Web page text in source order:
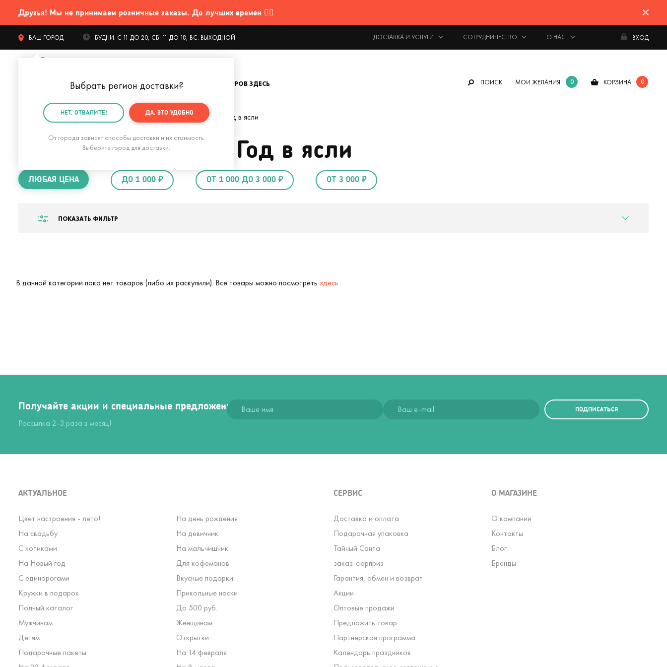
Друзья! Мы не принимаем розничные заказы. До лучших времен 🤷‍♂️
ВАШ ГОРОД
Выбрать регион доставки?
НЕТ, ОТВАЛИТЕ! ДА, ЭТО УДОБНО
От города зависят способы доставки и их стоимость.
Выберите город для доставки.
БУДНИ: С 11 ДО 20, СБ: 11 ДО 18, ВС: ВЫХОДНОЙ ДОСТАВКА И УСЛУГИ СОТРУДНИЧЕСТВО О НАС ВХОД
КАТАЛОГ ТОВАРОВ ЗДЕСЬ ПОИСК МОИ ЖЕЛАНИЯ 0 КОРЗИНА 0
Главная Подарки на Новый год Подарки на Новый Год в ясли
Подарки на Новый Год в ясли
ЛЮБАЯ ЦЕНА ДО 1 000 ₽ ОТ 1 000 ДО 3 000 ₽ ОТ 3 000 ₽
ПОКАЗАТЬ ФИЛЬТР
В данной категории пока нет товаров (либо их раскупили). Все товары можно посмотреть здесь
Получайте акции и специальные предложения
Рассылка 2-3 раза в месяц!
ПОДПИСАТЬСЯ
АКТУАЛЬНОЕ
Цвет настроения - лето!
На день рождения
На свадьбу
На девичник
С котиками
На мальчишник
На Новый год
Для кофеманов
С единорогами
Вкусные подарки
Кружки в подарок
Прикольные носки
Полный каталог
До 500 руб.
Мужчинам
Женщинам
Детям
Открытки
Подарочные пакеты
На 14 февраля
СЕРВИС
Доставка и оплата
Подарочная упаковка
Тайный Санта
заказ-сюрприз
Гарантия, обмен и возврат
Акции
Оптовые продажи
Предложить товар
Партнерская программа
Календарь праздников
О МАГАЗИНЕ
О компании
Контакты
Блог
Бренды